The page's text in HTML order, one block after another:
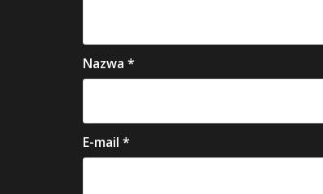
Nazwa *
E-mail *